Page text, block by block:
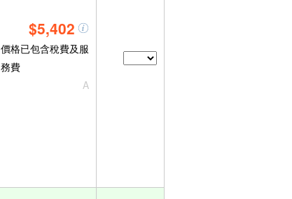
$5,402
價格已包含稅費及服
務費
A